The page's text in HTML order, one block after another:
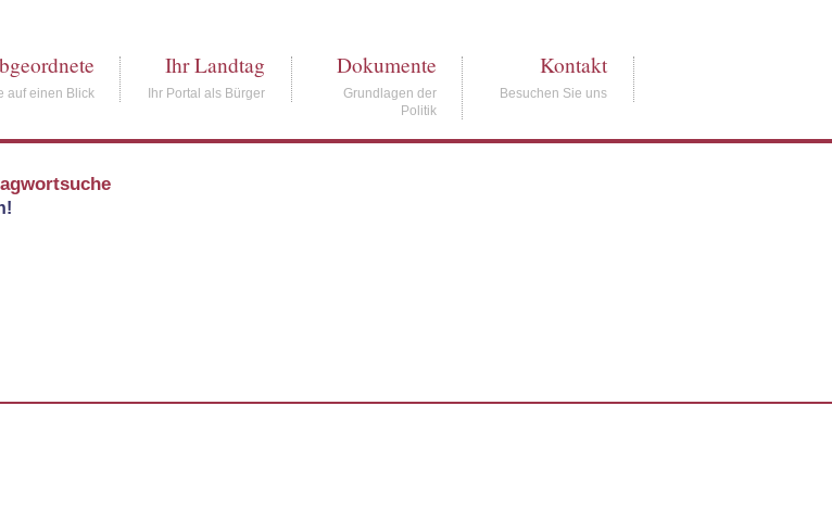
auf einen Blick
Ihr Landtag
Ihr Portal als Bürger
Dokumente
Grundlagen der
Politik
Kontakt
Besuchen Sie uns